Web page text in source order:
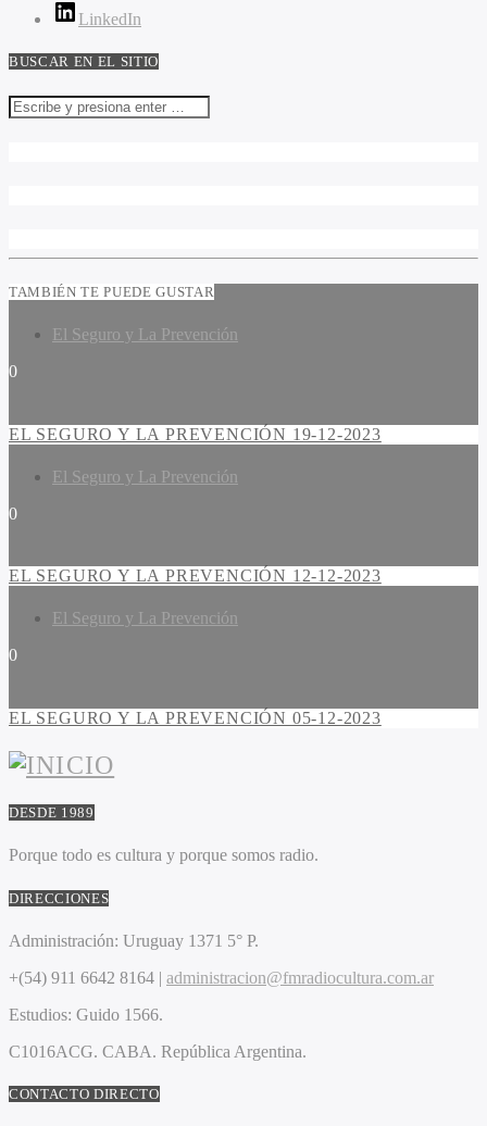
LinkedIn
BUSCAR EN EL SITIO
TAMBIÉN TE PUEDE GUSTAR
El Seguro y La Prevención
0
EL SEGURO Y LA PREVENCIÓN 19-12-2023
El Seguro y La Prevención
0
EL SEGURO Y LA PREVENCIÓN 12-12-2023
El Seguro y La Prevención
0
EL SEGURO Y LA PREVENCIÓN 05-12-2023
DESDE 1989
Porque todo es cultura y porque somos radio.
DIRECCIONES
Administración: Uruguay 1371 5° P.
+(54) 911 6642 8164 | administracion@fmradiocultura.com.ar
Estudios: Guido 1566.
C1016ACG. CABA. República Argentina.
CONTACTO DIRECTO